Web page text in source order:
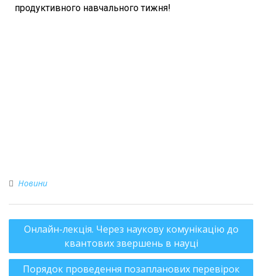
продуктивного навчального тижня!
Новини
Онлайн-лекція. Через наукову комунікацію до
квантових звершень в науці
Порядок проведення позапланових перевірок